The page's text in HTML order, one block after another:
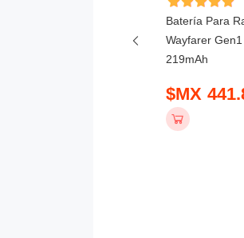
Batería Para
Wayfarer
219mAh
$MX